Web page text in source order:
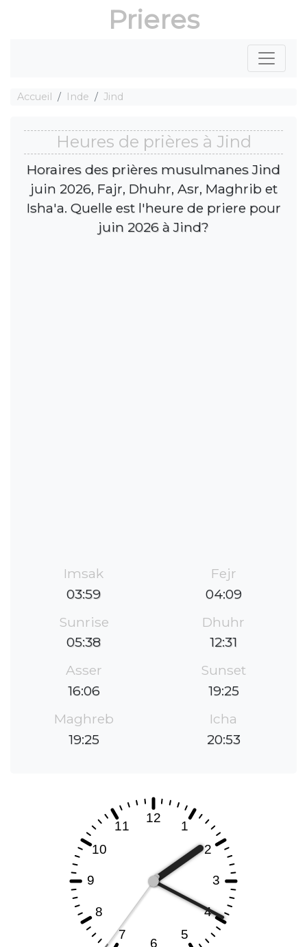
Prieres
Accueil Inde Jind
Heures de prières à Jind
Horaires des prières musulmanes Jind
juin 2026, Fajr, Dhuhr, Asr, Maghrib et
Isha'a. Quelle est l'heure de priere pour
juin 2026 à Jind?
Imsak
03:59
Fejr
04:09
Sunrise
05:38
Dhuhr
12:31
Asser
16:06
Sunset
19:25
Maghreb
19:25
Icha
20:53